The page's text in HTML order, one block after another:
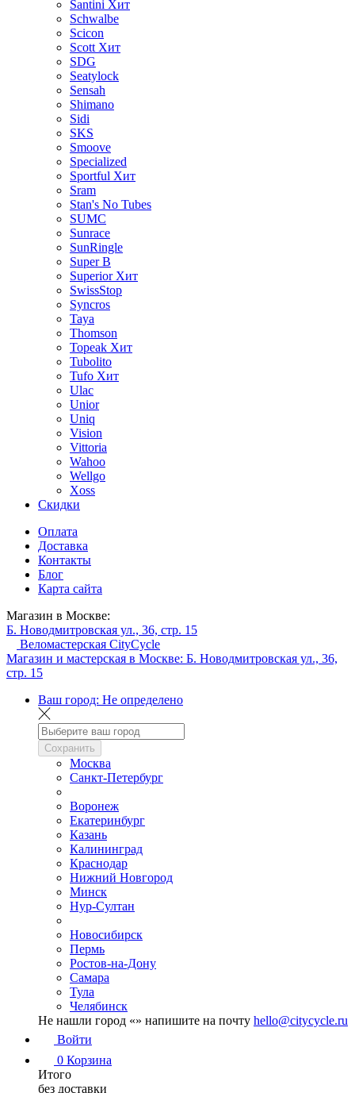
Santini Хит
Schwalbe
Scicon
Scott Хит
SDG
Seatylock
Sensah
Shimano
Sidi
SKS
Smoove
Specialized
Sportful Хит
Sram
Stan's No Tubes
SUMC
Sunrace
SunRingle
Super B
Superior Хит
SwissStop
Syncros
Taya
Thomson
Topeak Хит
Tubolito
Tufo Хит
Ulac
Unior
Uniq
Vision
Vittoria
Wahoo
Wellgo
Xoss
Скидки
Оплата
Доставка
Контакты
Блог
Карта сайта
Магазин в Москве:
Б. Новодмитровская ул., 36, стр. 15
Веломастерская CityCycle
Магазин и мастерская в Москве: Б. Новодмитровская ул., 36,
стр. 15
Ваш город: Не определено
Сохранить
Москва
Санкт-Петербург
Воронеж
Екатеринбург
Казань
Калининград
Краснодар
Нижний Новгород
Минск
Нур-Султан
Новосибирск
Пермь
Ростов-на-Дону
Самара
Тула
Челябинск
Не нашли город «» напишите на почту hello@citycycle.ru
Войти
0 Корзина
Итого
без доставки